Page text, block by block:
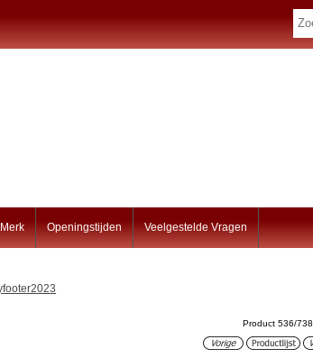
Openingstijden Veelgestelde Vragen
Product 536/738